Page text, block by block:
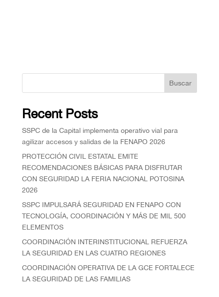
Buscar
Recent Posts
SSPC de la Capital implementa operativo vial para
agilizar accesos y salidas de la FENAPO 2026
PROTECCIÓN CIVIL ESTATAL EMITE
RECOMENDACIONES BÁSICAS PARA DISFRUTAR
CON SEGURIDAD LA FERIA NACIONAL POTOSINA
2026
SSPC IMPULSARÁ SEGURIDAD EN FENAPO CON
TECNOLOGÍA, COORDINACIÓN Y MÁS DE MIL 500
ELEMENTOS
COORDINACIÓN INTERINSTITUCIONAL REFUERZA
LA SEGURIDAD EN LAS CUATRO REGIONES
COORDINACIÓN OPERATIVA DE LA GCE FORTALECE
LA SEGURIDAD DE LAS FAMILIAS